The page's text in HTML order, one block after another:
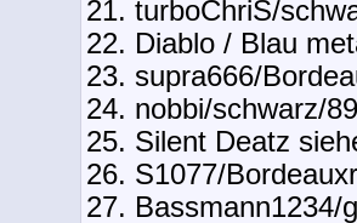
21. turboChriS/
22. Diablo / Blau
23. supra666/
24. nobbi/schwarz/89
25. Silent Deatz
26. S1077/
27. Bassmann1234/